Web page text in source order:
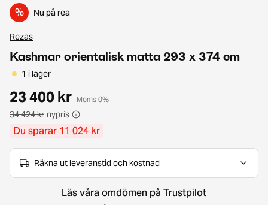
% Nu på rea
Rezas
Kashmar orientalisk matta 293 x 374 cm
1 i lager
23 400 kr Moms 0%
34 424 kr nypris
Du sparar 11 024 kr
Räkna ut leveranstid och kostnad
Läs våra omdömen på Trustpilot